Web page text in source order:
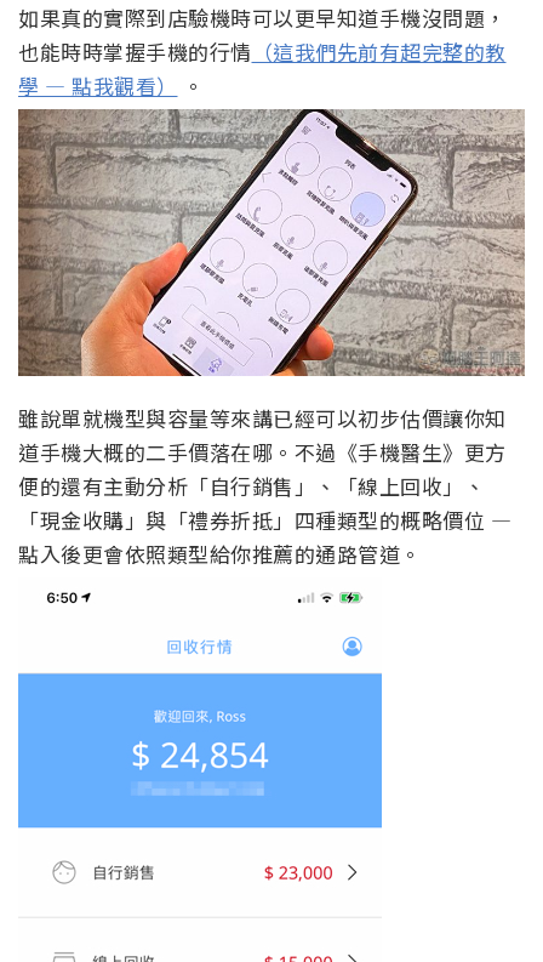
如果真的實際到店驗機時可以更早知道手機沒問題，
也能時時掌握手機的行情 （這我們先前有超完整的教
學 — 點我觀看）
。
雖說單就機型與容量等來講已經可以初步估價讓你知
道手機大概的二手價落在哪。不過《手機醫生》更方
便的還有主動分析「自行銷售」、「線上回收」、
「現金收購」與「禮券折抵」四種類型的概略價位 —
點入後更會依照類型給你推薦的通路管道。